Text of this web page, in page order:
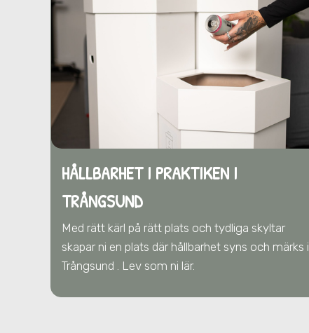
HÅLLBARHET I PRAKTIKEN I
TRÅNGSUND
Med rätt kärl på rätt plats och tydliga skyltar
skapar ni en plats där hållbarhet syns och märks i
Trångsund . Lev som ni lär.